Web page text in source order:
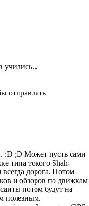
учились...
отправлять
:D ;D Может пусть сами
типа токого Shah-
дорога. Потом
и обзоров по движкам
потом будут на
полезным.